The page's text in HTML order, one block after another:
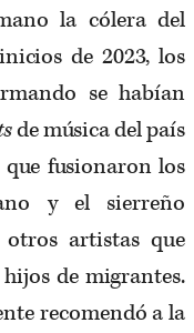
la cólera del
de 2023, los
se habían
de música del país
que fusionaron los
y el sierreño
artistas que
de migrantes.
recomendó a la